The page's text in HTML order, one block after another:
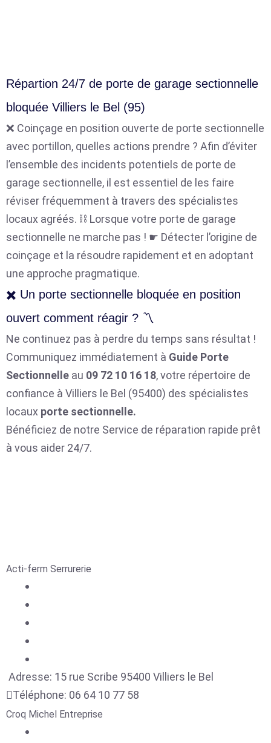
Répartion 24/7 de porte de garage sectionnelle
bloquée Villiers le Bel (95)
❌ Coinçage en position ouverte de porte sectionnelle
avec portillon, quelles actions prendre ? Afin d’éviter
l’ensemble des incidents potentiels de porte de
garage sectionnelle, il est essentiel de les faire
réviser fréquemment à travers des spécialistes
locaux agréés. ⛓️ Lorsque votre porte de garage
sectionnelle ne marche pas ! ☛ Détecter l’origine de
coinçage et la résoudre rapidement et en adoptant
une approche pragmatique.
✖️ Un porte sectionnelle bloquée en position
ouvert comment réagir ? 〽️
Ne continuez pas à perdre du temps sans résultat !
Communiquez immédiatement à Guide Porte
Sectionnelle au 09 72 10 16 18, votre répertoire de
confiance à Villiers le Bel (95400) des spécialistes
locaux porte sectionnelle.
Bénéficiez de notre Service de réparation rapide prêt
à vous aider 24/7.
Acti-ferm Serrurerie
Adresse: 15 rue Scribe 95400 Villiers le Bel
Téléphone: 06 64 10 77 58
Croq Michel Entreprise